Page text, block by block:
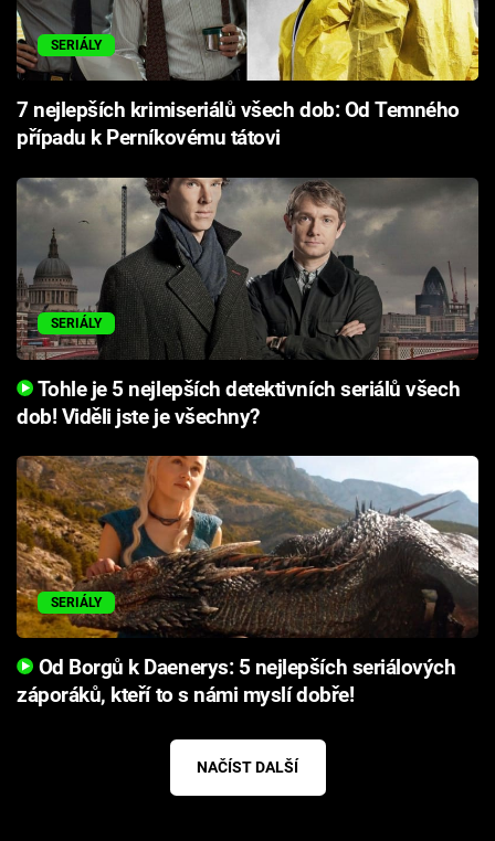
Sledujte nás
SERIÁLY
7 nejlepších krimiseriálů všech dob: Od Temného
případu k Perníkovému tátovi
SERIÁLY
Tohle je 5 nejlepších detektivních seriálů všech
dob! Viděli jste je všechny?
SERIÁLY
Od Borgů k Daenerys: 5 nejlepších seriálových
záporáků, kteří to s námi myslí dobře!
NAČÍST DALŠÍ